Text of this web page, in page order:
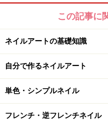
【編集部おすすめの購入サイ
Amazonでネイ
この記事に
ネイルアートの基礎知識
自分で作るネイルアート
単色・シンプルネイル
フレンチ・逆フレンチネイル